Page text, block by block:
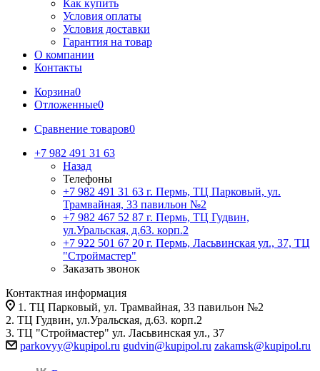
Как купить
Условия оплаты
Условия доставки
Гарантия на товар
О компании
Контакты
Корзина0
Отложенные0
Сравнение товаров0
+7 982 491 31 63
Назад
Телефоны
+7 982 491 31 63 г. Пермь, ТЦ Парковый, ул.
Трамвайная, 33 павильон №2
+7 982 467 52 87 г. Пермь, ТЦ Гудвин,
ул.Уральская, д.63. корп.2
+7 922 501 67 20 г. Пермь, Ласьвинская ул., 37, ТЦ
"Строймастер"
Заказать звонок
Контактная информация
1. ТЦ Парковый, ул. Трамвайная, 33 павильон №2
2. ТЦ Гудвин, ул.Уральская, д.63. корп.2
3. ТЦ "Строймастер" ул. Ласьвинская ул., 37
parkovyy@kupipol.ru gudvin@kupipol.ru zakamsk@kupipol.ru